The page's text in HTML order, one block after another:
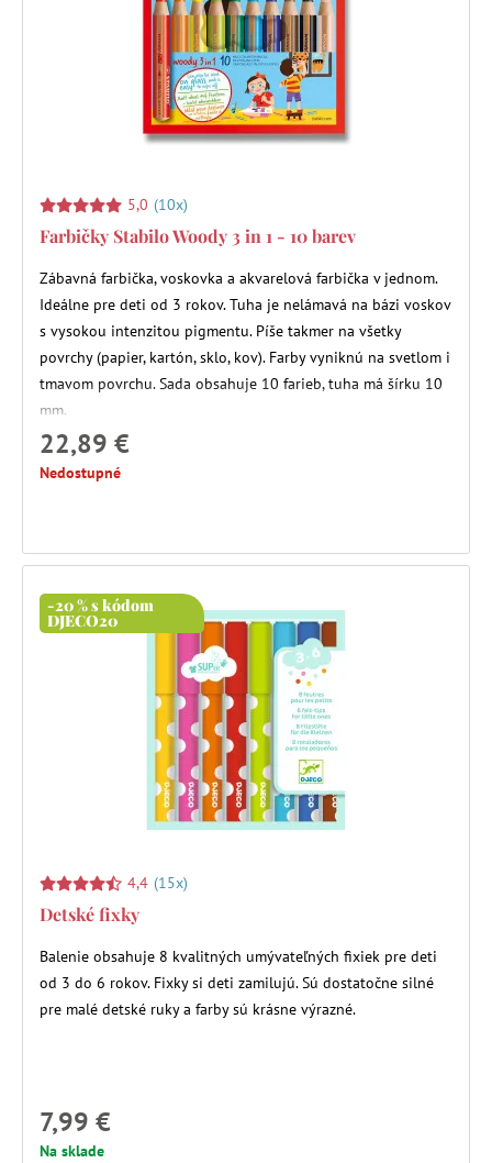
5,0 (10x)
Farbičky Stabilo Woody 3 in 1 - 10 barev
Zábavná farbička, voskovka a akvarelová farbička v jednom.
Ideálne pre deti od 3 rokov. Tuha je nelámavá na bázi voskov
s vysokou intenzitou pigmentu. Píše takmer na všetky
povrchy (papier, kartón, sklo, kov). Farby vyniknú na svetlom i
tmavom povrchu. Sada obsahuje 10 farieb, tuha má šírku 10
mm.
22,89 €
Nedostupné
-20 % s kódom
DJECO20
4,4 (15x)
Detské fixky
Balenie obsahuje 8 kvalitných umývateľných fixiek pre deti
od 3 do 6 rokov. Fixky si deti zamilujú. Sú dostatočne silné
pre malé detské ruky a farby sú krásne výrazné.
7,99 €
Na sklade